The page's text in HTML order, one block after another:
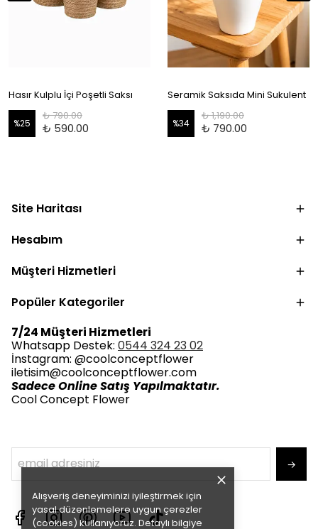
Alışveriş deneyiminizi iyileştirmek için
yasal düzenlemelere uygun çerezler
(cookies) kullanıyoruz. Detaylı bilgiye
Hasır Kulplu İçi Poşetli Saksı
%25
₺ 790.00
₺ 590.00
Seramik Saksıda Mini Sukulent
%34
₺ 1,190.00
₺ 790.00
Site Haritası
Hesabım
Müşteri Hizmetleri
Popüler Kategoriler
7/24 Müşteri Hizmetleri
Whatsapp Destek: 0544 324 23 02
İnstagram: @coolconceptflower
iletisim@coolconceptflower.com
Sadece Online Satış Yapılmaktatır.
Cool Concept Flower
→